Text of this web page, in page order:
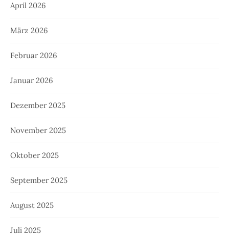
April 2026
März 2026
Februar 2026
Januar 2026
Dezember 2025
November 2025
Oktober 2025
September 2025
August 2025
Juli 2025